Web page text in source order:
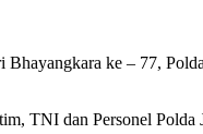
ke – 77,
TNI dan Personel